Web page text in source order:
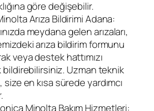
göre değişebilir.
Arıza Bildirimi Adana:
meydana gelen arızaları,
arıza bildirim formunu
veya destek hattımızı
bildirebilirsiniz. Uzman teknik
en kısa sürede yardımcı
Minolta Bakım Hizmetleri: